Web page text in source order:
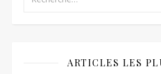
ARTICLES LES